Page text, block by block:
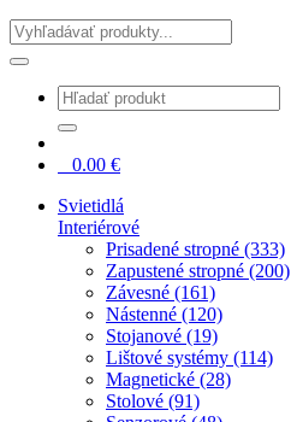
Hladať
0.00 €
Svietidlá
Interiérové
Prisadené stropné (333)
Zapustené stropné (200)
Závesné (161)
Nástenné (120)
Stojanové (19)
Lištové systémy (114)
Magnetické (28)
Stolové (91)